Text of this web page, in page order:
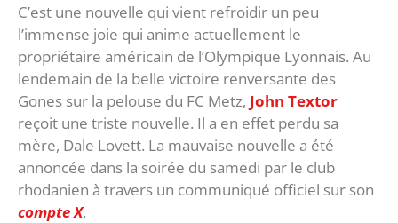
C’est une nouvelle qui vient refroidir un peu
l’immense joie qui anime actuellement le
propriétaire américain de l’Olympique Lyonnais. Au
lendemain de la belle victoire renversante des
Gones sur la pelouse du FC Metz, John Textor
reçoit une triste nouvelle. Il a en effet perdu sa
mère, Dale Lovett. La mauvaise nouvelle a été
annoncée dans la soirée du samedi par le club
rhodanien à travers un communiqué officiel sur son
compte X.